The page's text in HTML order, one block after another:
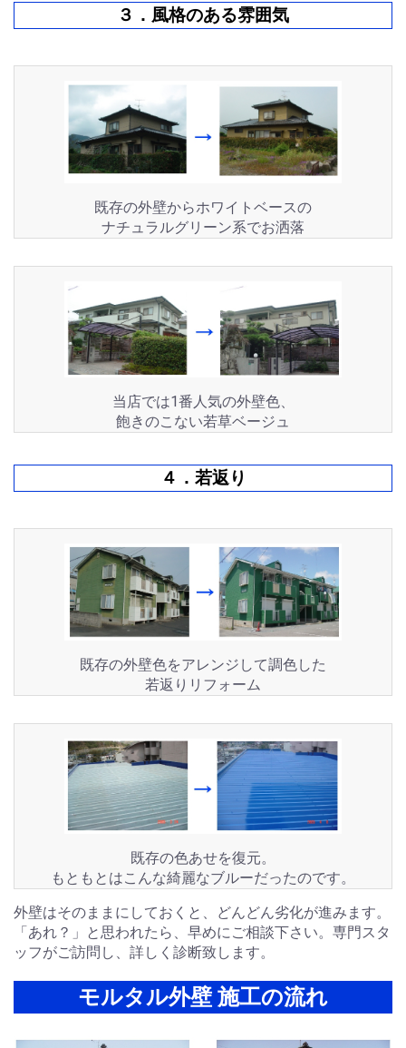
３．風格のある雰囲気
既存の外壁からホワイトベースの
ナチュラルグリーン系でお洒落
当店では1番人気の外壁色、
飽きのこない若草ベージュ
４．若返り
既存の外壁色をアレンジして調色した
若返りリフォーム
既存の色あせを復元。
もともとはこんな綺麗なブルーだったのです。
外壁はそのままにしておくと、どんどん劣化が進みます。
「あれ？」と思われたら、早めにご相談下さい。専門スタ
ッフがご訪問し、詳しく診断致します。
モルタル外壁 施工の流れ